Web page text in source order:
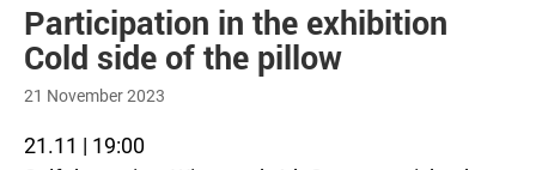
Participation in the exhibition
Cold side of the pillow
21 November 2023
21.11 | 19:00